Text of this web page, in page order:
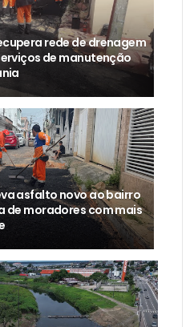
rede de drenagem
de manutenção
asfalto novo ao bairro
de moradores com mais